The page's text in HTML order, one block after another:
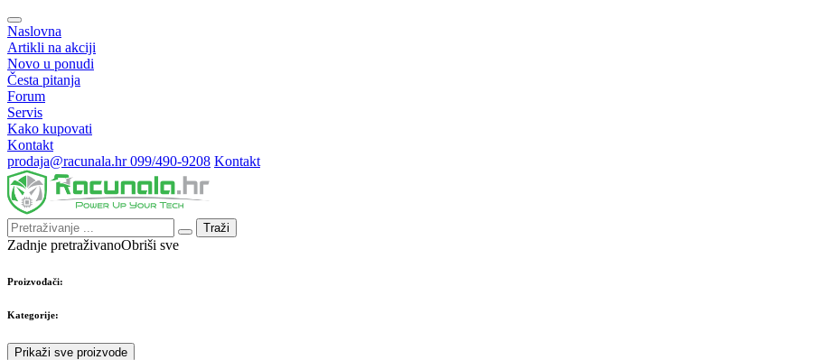
Naslovna
Artikli na akciji
Novo u ponudi
Česta pitanja
Forum
Servis
Kako kupovati
Kontakt
prodaja@racunala.hr099/490-9208 Kontakt
Traži
Zadnje pretraživanoObriši sve
Proizvođači:
Kategorije:
Prikaži sve proizvode